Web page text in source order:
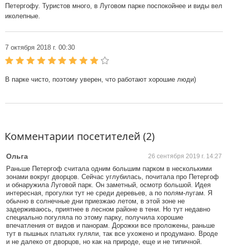
Петергофу. Туристов много, в Луговом парке поспокойнее и виды вел
иколепные.
7 октября 2018 г. 00:30
В парке чисто, поэтому уверен, что работают хорошие люди)
Комментарии посетителей (2)
Ольга 26 сентября 2019 г. 14:27
Раньше Петергоф считала одним большим парком в несколькими
зонами вокруг дворцов. Сейчас углубилась, почитала про Петергоф
и обнаружила Луговой парк. Он заметный, осмотр большой. Идея
интересная, прогулки тут не среди деревьев, а по полям-лугам. Я
обычно в солнечные дни приезжаю летом, в этой зоне не
задерживаюсь, приятнее в лесном районе в тени. Но тут недавно
специально погуляла по этому парку, получила хорошие
впечатления от видов и панорам. Дорожки все проложены, раньше
тут в пышных платьях гуляли, так все ухожено и продумано. Вроде
и не далеко от дворцов, но как на природе, еще и не типичной.